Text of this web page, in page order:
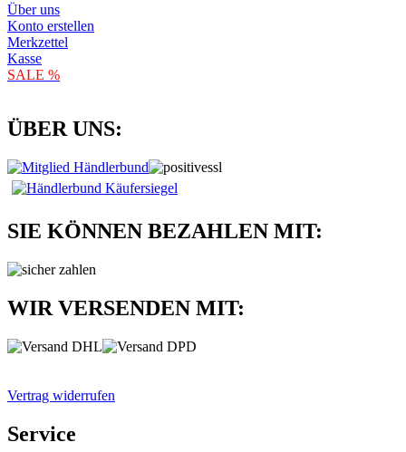
Über uns
Konto erstellen
Merkzettel
Kasse
SALE %
ÜBER UNS:
SIE KÖNNEN BEZAHLEN MIT:
WIR VERSENDEN MIT:
Vertrag widerrufen
Service